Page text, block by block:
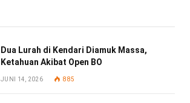
Dua Lurah di Kendari Diamuk Massa,
Ketahuan Akibat Open BO
JUNI 14, 2026 885